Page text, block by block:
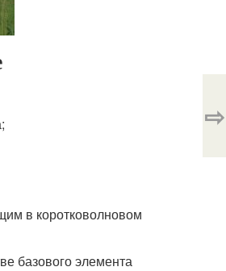
в коротковолновом
базового элемента
⇨